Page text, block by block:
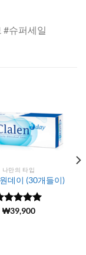
#슈퍼세일
나만의 타입
데이 (30개들이)
5 중에서
(74)
₩39,900